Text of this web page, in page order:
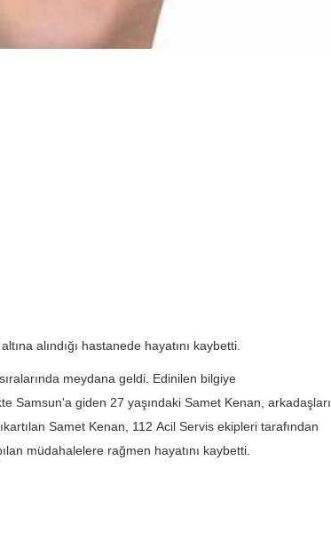
alındığı hastanede hayatını kaybetti.
meydana geldi. Edinilen bilgiye
Samsun'a giden 27 yaşındaki Samet Kenan, arkadaşları
Samet Kenan, 112 Acil Servis ekipleri tarafından
müdahalelere rağmen hayatını kaybetti.